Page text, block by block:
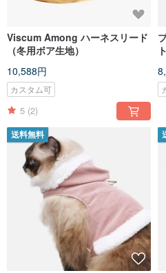
Viscum Among ハーネスリード
（冬用ボア生地）
10,588円
カスタム可
5 (2)
送料無料